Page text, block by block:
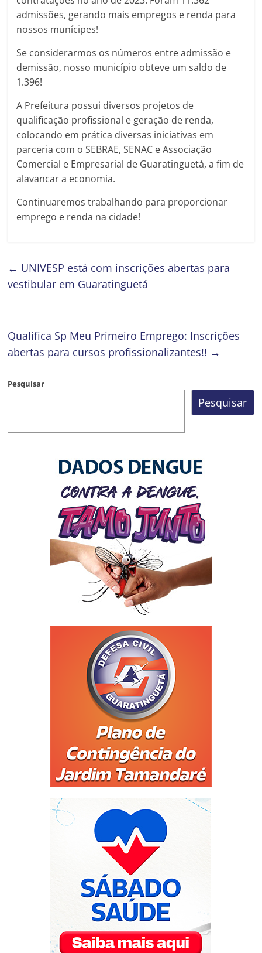
admissões, gerando mais empregos e renda para
nossos munícipes!
Se considerarmos os números entre admissão e
demissão, nosso município obteve um saldo de
1.396!
A Prefeitura possui diversos projetos de
qualificação profissional e geração de renda,
colocando em prática diversas iniciativas em
parceria com o SEBRAE, SENAC e Associação
Comercial e Empresarial de Guaratinguetá, a fim de
alavancar a economia.
Continuaremos trabalhando para proporcionar
emprego e renda na cidade!
← UNIVESP está com inscrições abertas para
vestibular em Guaratinguetá
Qualifica Sp Meu Primeiro Emprego: Inscrições
abertas para cursos profissionalizantes!! →
Pesquisar
Pesquisar